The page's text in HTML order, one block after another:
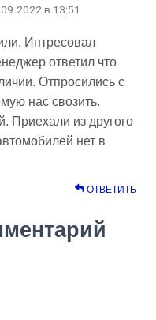
в 13:51
Интресовал
ответил что
Отпросились с
нас свозить.
Приехали из другого
нет в
ОТВЕТИТЬ